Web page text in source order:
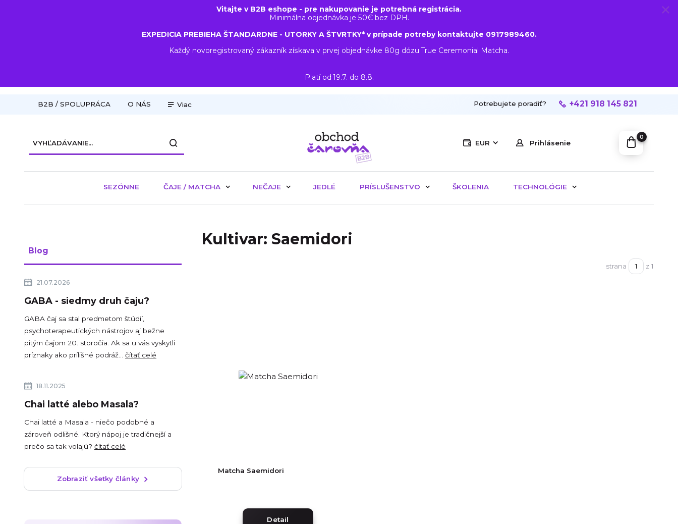
Vitajte v B2B eshope - pre nakupovanie je potrebná registrácia.
Minimálna objednávka je 50€ bez DPH.
EXPEDICIA PREBIEHA ŠTANDARDNE - UTORKY A ŠTVRTKY* v prípade potreby kontaktujte 0917989460.
Každý novoregistrovaný zákazník získava v prvej objednávke 80g dózu True Ceremonial Matcha.
Platí od 19.7. do 8.8.
B2B / SPOLUPRÁCA O NÁS Viac
EUR Prihlásenie
Potrebujete poradiť? +421 918 145 821
0
SEZÓNNE ČAJE / MATCHA NEČAJE JEDLÉ PRÍSLUŠENSTVO ŠKOLENIA TECHNOLÓGIE
Blog
21.07.2026
GABA - siedmy druh čaju?
GABA čaj sa stal predmetom štúdií,
psychoterapeutických nástrojov aj bežne
pitým čajom 20. storočia. Ak sa u vás vyskytli
príznaky ako prílišné podráž... čítať celé
18.11.2025
Chai latté alebo Masala?
Chai latté a Masala - niečo podobné a
zároveň odlišné. Ktorý nápoj je tradičnejší a
prečo sa tak volajú? čítať celé
Zobraziť všetky články
Kultivar: Saemidori
strana z 1
Matcha Saemidori
Detail